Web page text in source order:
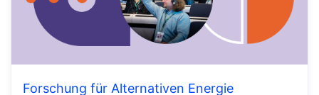
Forschung für Alternativen Energie